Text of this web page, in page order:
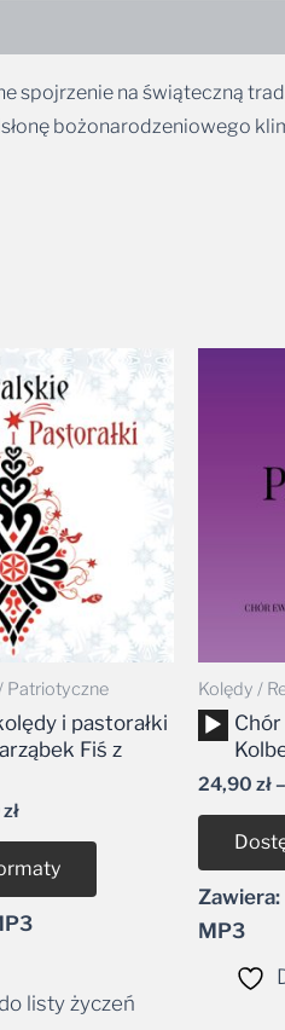
spojrzenie na świąteczną
bożonarodzeniowego
Patriotyczne
i pastorałki
Fiś z
zł
Zakres
cen:
od
27,99 zł
do
31,99 zł
listy życzeń
Kolędy /
plików
24,90 zł–
MP3